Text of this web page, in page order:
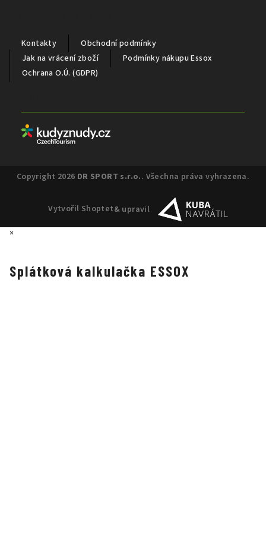
Kontakty
Obchodní podmínky
Jak na vrácení zboží
Podmínky nákupu Essox
Ochrana O.Ú. (GDPR)
Copyright 2026 DR SPORT s.r.o.. Všechna práva vyhrazena.
Vytvořil Shoptet& upravil
×
Splátková kalkulačka ESSOX